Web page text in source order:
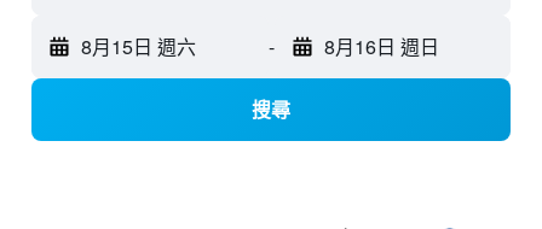
8月15日 週六 - 8月16日 週日
搜尋